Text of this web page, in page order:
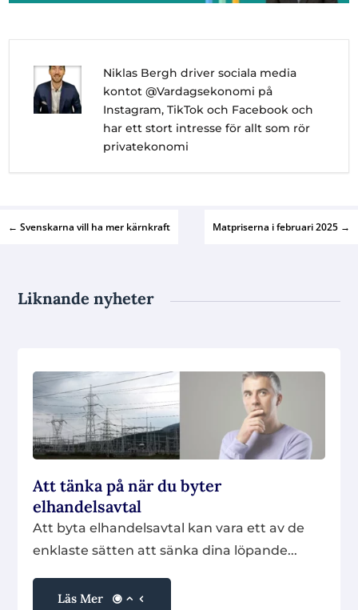
Niklas Bergh driver sociala media
kontot @Vardagsekonomi på
Instagram, TikTok och Facebook och
har ett stort intresse för allt som rör
privatekonomi
← Svenskarna vill ha mer kärnkraft Matpriserna i februari 2025 →
Liknande nyheter
Att tänka på när du byter
elhandelsavtal
Att byta elhandelsavtal kan vara ett av de
enklaste sätten att sänka dina löpande...
Läs Mer